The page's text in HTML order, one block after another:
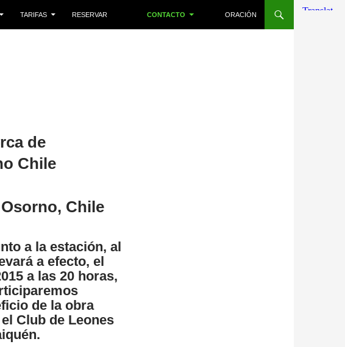
TARIFAS RESERVAR CONTACTO ORACIÓN
de
Chile
Chile
a la estación, al
a efecto, el
a las 20 horas,
de la obra
Club de Leones